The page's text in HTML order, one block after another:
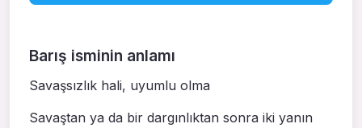
Barış isminin anlamı
Savaşsızlık hali, uyumlu olma
Savaştan ya da bir dargınlıktan sonra iki yanın